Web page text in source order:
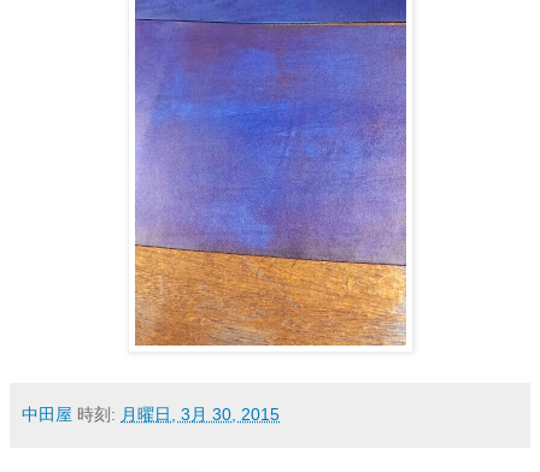
中田屋 時刻: 月曜日, 3月 30, 2015